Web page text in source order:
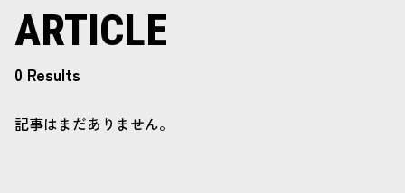
ARTICLE
0 Results
記事はまだありません。